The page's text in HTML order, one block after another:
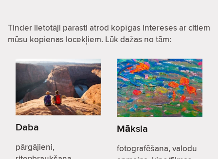
Tinder lietotāji parasti atrod kopīgas intereses ar citiem
mūsu kopienas locekļiem. Lūk dažas no tām:
Daba
pārgājieni,
Māksla
fotografēšana, valodu